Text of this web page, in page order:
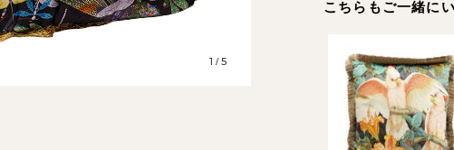
1 / 5
こちらもご一緒に